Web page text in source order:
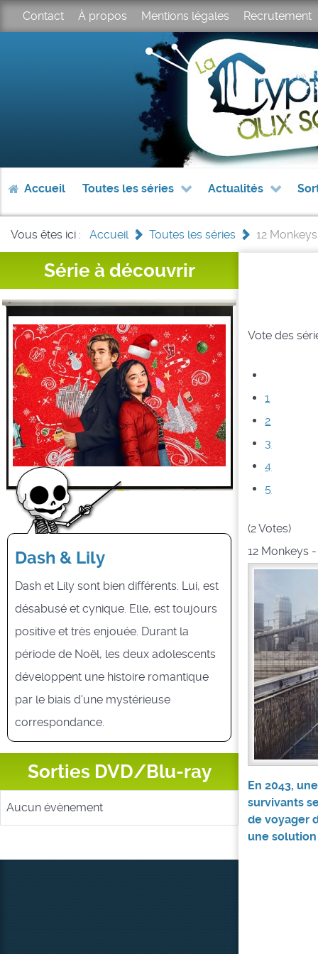
Contact À propos Mentions légales Recrutement
Accueil Toutes les séries Actualités
Vous êtes ici : Accueil > Toutes les séries > 12 Monkeys
Série à découvrir
Dash & Lily
Dash et Lily sont bien différents. Lui, est
désabusé et cynique. Elle, est toujours
positive et très enjouée. Durant la
période de Noël, les deux adolescents
développent une histoire romantique
par le biais d'une mystérieuse
correspondance.
Sorties DVD/Blu-ray
Aucun évènement
Vote des
1
2
3
4
5
(2 Votes)
12 Monkeys -
En 2043,
survivants
de voyager
une